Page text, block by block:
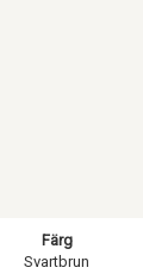
Färg
Svartbrun